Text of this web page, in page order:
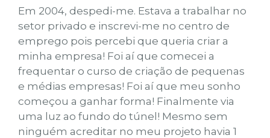
Em 2004, despedi-me. Estava a trabalhar no
setor privado e inscrevi-me no centro de
emprego pois percebi que queria criar a
minha empresa! Foi aí que comecei a
frequentar o curso de criação de pequenas
e médias empresas! Foi aí que meu sonho
começou a ganhar forma! Finalmente via
uma luz ao fundo do túnel! Mesmo sem
ninguém acreditar no meu projeto havia 1